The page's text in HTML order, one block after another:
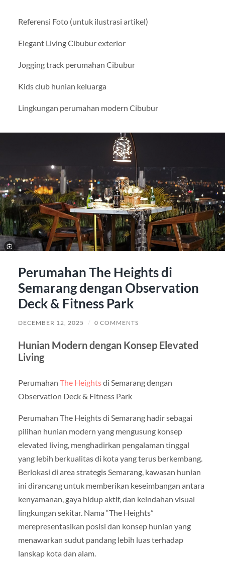
Referensi Foto (untuk ilustrasi artikel)
Elegant Living Cibubur exterior
Jogging track perumahan Cibubur
Kids club hunian keluarga
Lingkungan perumahan modern Cibubur
Perumahan The Heights di
Semarang dengan Observation
Deck & Fitness Park
DECEMBER 12, 2025 / 0 COMMENTS
Hunian Modern dengan Konsep Elevated
Living
Perumahan The Heightsdi Semarang dengan
Observation Deck & Fitness Park
Perumahan The Heights di Semarang hadir sebagai
pilihan hunian modern yang mengusung konsep
elevated living, menghadirkan pengalaman tinggal
yang lebih berkualitas di kota yang terus berkembang.
Berlokasi di area strategis Semarang, kawasan hunian
ini dirancang untuk memberikan keseimbangan antara
kenyamanan, gaya hidup aktif, dan keindahan visual
lingkungan sekitar. Nama “The Heights”
merepresentasikan posisi dan konsep hunian yang
menawarkan sudut pandang lebih luas terhadap
lanskap kota dan alam.